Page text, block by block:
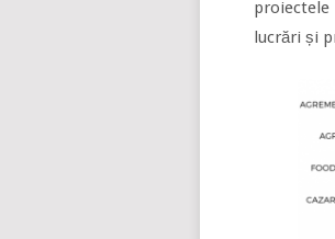
lucrări și